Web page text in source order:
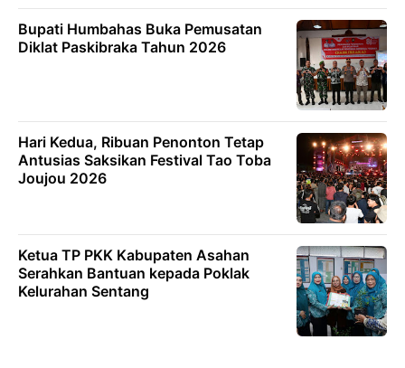
Bupati Humbahas Buka Pemusatan
Diklat Paskibraka Tahun 2026
Hari Kedua, Ribuan Penonton Tetap
Antusias Saksikan Festival Tao Toba
Joujou 2026
Ketua TP PKK Kabupaten Asahan
Serahkan Bantuan kepada Poklak
Kelurahan Sentang